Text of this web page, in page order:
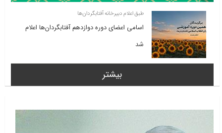
طبق اعلام دبیرخانه آفتابگردان‌ها
اسامی اعضای دوره دوازدهم آفتابگردان‌ها اعلام
شد
بیشتر